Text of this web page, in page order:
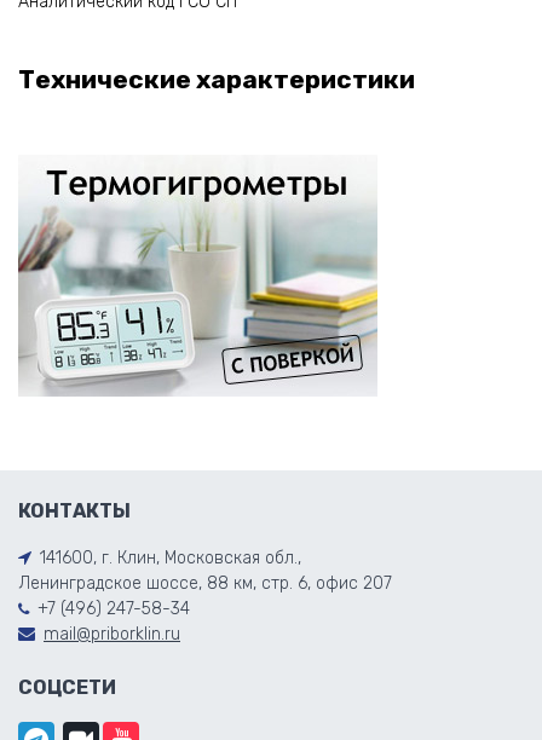
Технические характеристики
КОНТАКТЫ
141600, г. Клин, Московская обл.,
Ленинградское шоссе, 88 км, стр. 6, офис 207
+7 (496) 247-58-34
mail@priborklin.ru
СОЦСЕТИ